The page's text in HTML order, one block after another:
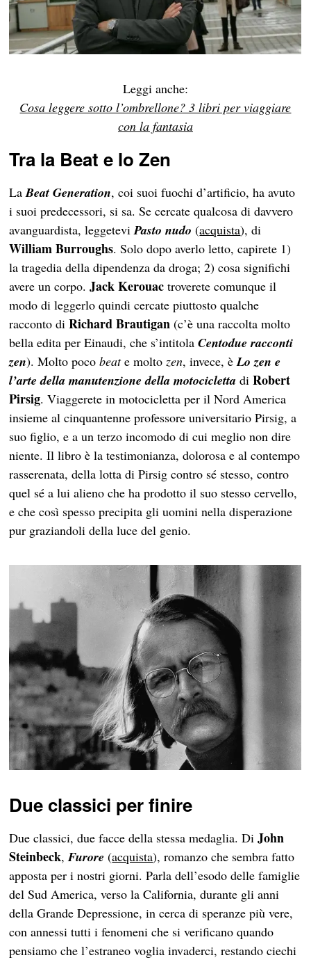
Leggi anche:
Cosa leggere sotto l’ombrellone? 3 libri per viaggiare
con la fantasia
Tra la Beat e lo Zen
LaBeat Generation, coi suoi fuochi d’artificio, ha avuto
i suoi predecessori, si sa. Se cercate qualcosa di davvero
avanguardista, leggeteviPasto nudo (acquista), di
William Burroughs. Solo dopo averlo letto, capirete 1)
la tragedia della dipendenza da droga; 2) cosa significhi
avere un corpo.Jack Kerouac troverete comunque il
modo di leggerlo quindi cercate piuttosto qualche
racconto diRichard Brautigan (c’è una raccolta molto
bella edita per Einaudi, che s’intitolaCentodue racconti
zen). Molto pocobeate moltozen, invece, èLo zen e
l’arte della manutenzione della motociclettadiRobert
Pirsig. Viaggerete in motocicletta per il Nord America
insieme al cinquantenne professore universitario Pirsig, a
suo figlio, e a un terzo incomodo di cui meglio non dire
niente. Il libro è la testimonianza, dolorosa e al contempo
rasserenata, della lotta di Pirsig contro sé stesso, contro
quel sé a lui alieno che ha prodotto il suo stesso cervello,
e che così spesso precipita gli uomini nella disperazione
pur graziandoli della luce del genio.
Due classici per finire
Due classici, due facce della stessa medaglia. DiJohn
Steinbeck,Furore (acquista), romanzo che sembra fatto
apposta per i nostri giorni. Parla dell’esodo delle famiglie
del Sud America, verso la California, durante gli anni
della Grande Depressione, in cerca di speranze più vere,
con annessi tutti i fenomeni che si verificano quando
pensiamo che l’estraneo voglia invaderci, restando ciechi